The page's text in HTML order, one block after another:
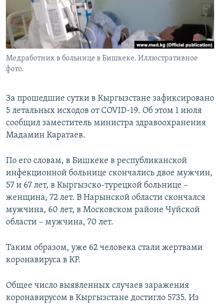
Медработник в больнице в Бишкеке. Иллюстративное
фото.
За прошедшие сутки в Кыргызстане зафиксировано
5 летальных исходов от COVID-19. Об этом 1 июля
сообщил заместитель министра здравоохранения
Мадамин Каратаев.
По его словам, в Бишкеке в республиканской
инфекционной больнице скончались двое мужчин,
57 и 67 лет, в Кыргызско-турецкой больнице –
женщина, 72 лет. В Нарынской области скончался
мужчина, 60 лет, в Московском районе Чуйской
области – мужчина, 70 лет.
Таким образом, уже 62 человека стали жертвами
коронавируса в КР.
Общее число выявленных случаев заражения
коронавирусом в Кыргызстане достигло 5735. Из